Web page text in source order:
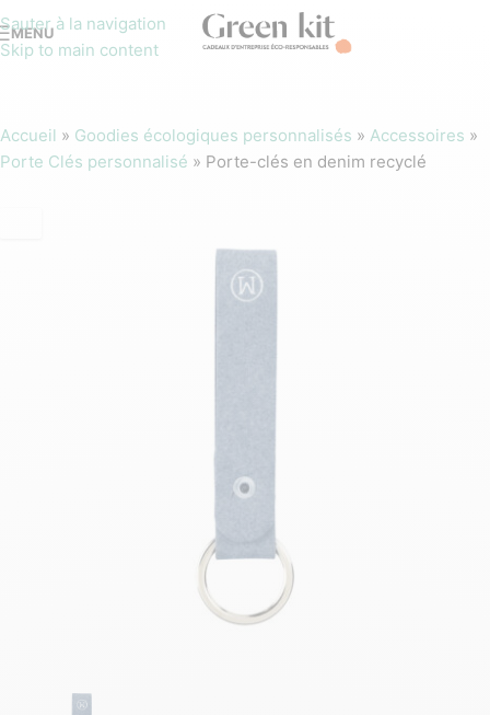
Sauter à la navigation
Skip to main content
MENU
Accueil » Goodies écologiques personnalisés » Accessoires »
Porte Clés personnalisé » Porte-clés en denim recyclé